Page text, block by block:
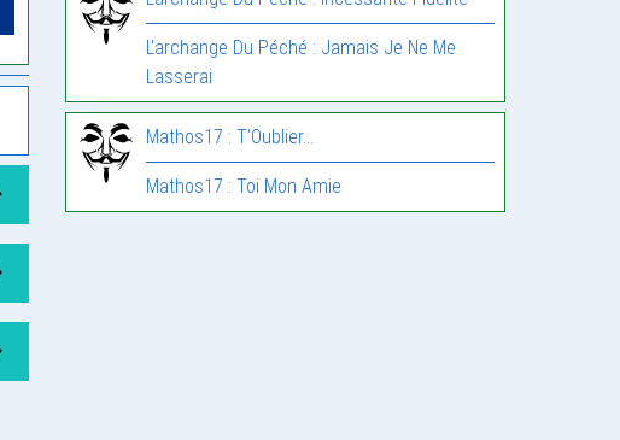
L'archange Du Péché : Jamais Je Ne Me
Lasserai
Mathos17 : T’Oublier…
Mathos17 : Toi Mon Amie